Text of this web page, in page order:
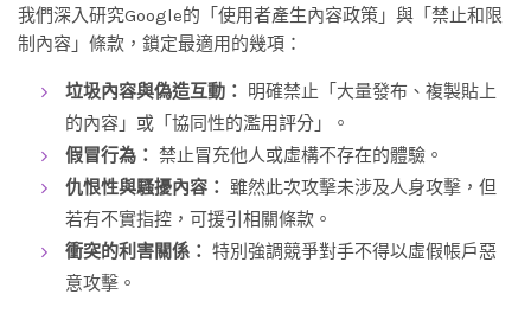
我們深入研究Google的「使用者產生內容政策」與「禁止和限
制內容」條款，鎖定最適用的幾項：
垃圾內容與偽造互動：
明確禁止「大量發布、複製貼上
的內容」或「協同性的濫用評分」。
假冒行為： 禁止冒充他人或虛構不存在的體驗。
仇恨性與騷擾內容： 雖然此次攻擊未涉及人身攻擊，但
若有不實指控，可援引相關條款。
衝突的利害關係： 特別強調競爭對手不得以虛假帳戶惡
意攻擊。